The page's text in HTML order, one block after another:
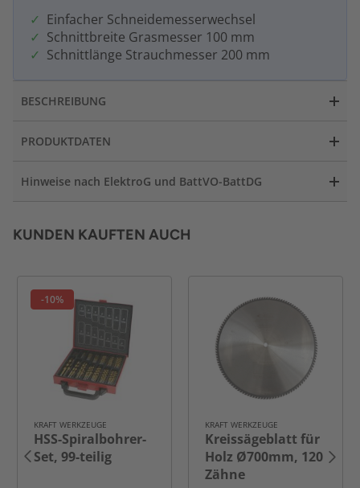
Einfacher Schneidemesserwechsel
Schnittbreite Grasmesser 100 mm
Schnittlänge Strauchmesser 200 mm
BESCHREIBUNG
PRODUKTDATEN
Hinweise nach ElektroG und BattVO-BattDG
KUNDEN KAUFTEN AUCH
-10%
KRAFT WERKZEUGE
HSS-Spiralbohrer-
Set, 99-teilig
KRAFT WERKZEUGE
Kreissägeblatt für
Holz Ø700mm, 120
Zähne